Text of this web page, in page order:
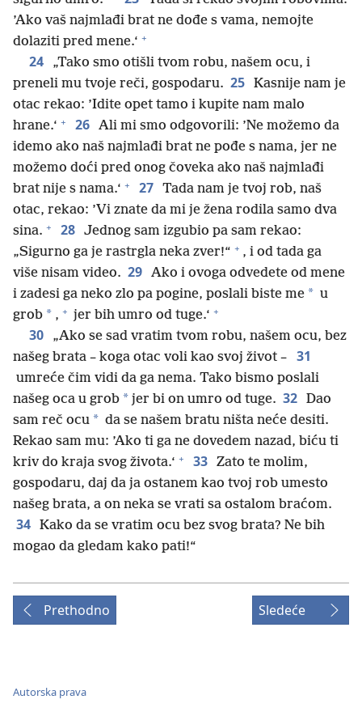
’Ako vaš najmlađi brat ne dođe s vama, nemojte
dolaziti pred mene.‘ +
24
„Tako smo otišli tvom robu, našem ocu, i
preneli mu tvoje reči, gospodaru. 25 Kasnije nam je
otac rekao: ’Idite opet tamo i kupite nam malo
hrane.‘ + 26 Ali mi smo odgovorili: ’Ne možemo da
idemo ako naš najmlađi brat ne pođe s nama, jer ne
možemo doći pred onog čoveka ako naš najmlađi
brat nije s nama.‘ + 27 Tada nam je tvoj rob, naš
otac, rekao: ’Vi znate da mi je žena rodila samo dva
sina. + 28 Jednog sam izgubio pa sam rekao:
„Sigurno ga je rastrgla neka zver!“ + , i od tada ga
više nisam video. 29 Ako i ovoga odvedete od mene
i zadesi ga neko zlo pa pogine, poslali biste me * u
grob * , + jer bih umro od tuge.‘ +
30
„Ako se sad vratim tvom robu, našem ocu, bez
našeg brata – koga otac voli kao svoj život –
31
umreće čim vidi da ga nema. Tako bismo poslali
našeg oca u grob * jer bi on umro od tuge. 32 Dao
sam reč ocu * da se našem bratu ništa neće desiti.
Rekao sam mu: ’Ako ti ga ne dovedem nazad, biću ti
kriv do kraja svog života.‘ + 33 Zato te molim,
gospodaru, daj da ja ostanem kao tvoj rob umesto
našeg brata, a on neka se vrati sa ostalom braćom.
34 Kako da se vratim ocu bez svog brata? Ne bih
mogao da gledam kako pati!“
Prethodno Sledeće
Autorska prava